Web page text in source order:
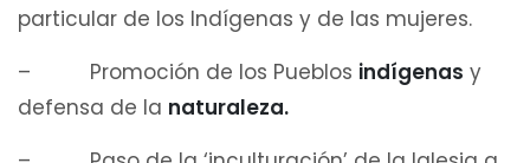
particular de los Indígenas y de las mujeres.
– Promoción de los Pueblos indígenas y
defensa de la naturaleza.